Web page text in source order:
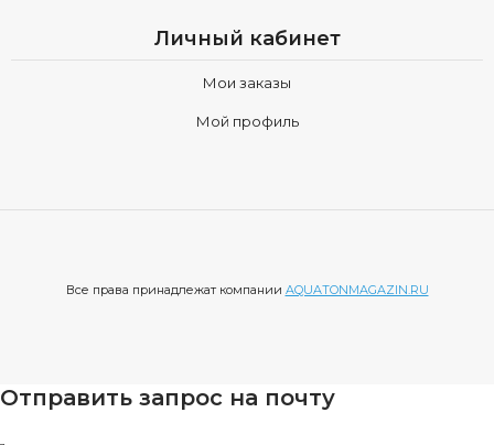
Личный кабинет
Мои заказы
Мой профиль
Все права принадлежат компании AQUATONMAGAZIN.RU
Отправить запрос на почту